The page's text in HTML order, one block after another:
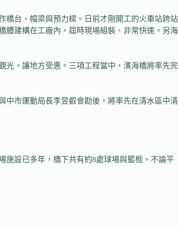
台、帽梁與預力樑。日前才剛開工的火車站跨站
體建構在工廠內，屆時現場組裝、非常快速。另海
，讓地方受惠。三項工程當中，濱海橋將率先完
市運動局長李昱叡會勘後，將率先在清水區中清
設已多年，橋下共有約8處球場與籃框，不論平